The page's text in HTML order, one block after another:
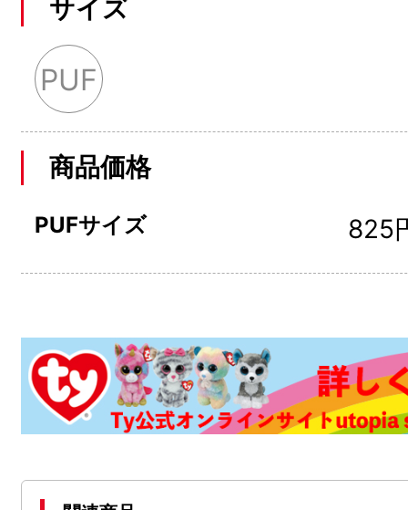
サイズ
PUF
商品価格
PUFサイズ 825